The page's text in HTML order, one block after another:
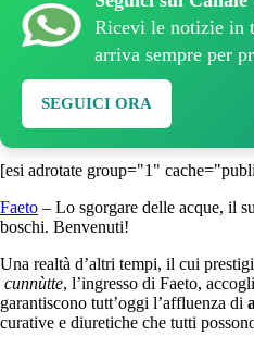
Ricevi le notizie in
arriva sempre per
SEGUICI ORA
[esi adrotate group="1"
Faeto – Lo sgorgare delle acque, il
boschi. Benvenuti!
Una realtà d’altri tempi, il cui
cunnùtte, l’ingresso di Faeto,
garantiscono tutt’oggi l’affluenza di
curative e diuretiche che tutti